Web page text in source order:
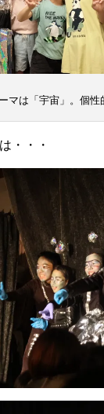
マは「宇宙」。個性
・・・